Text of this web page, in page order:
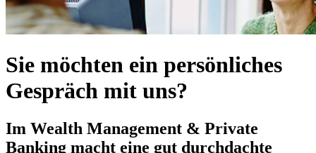
Sie möchten ein persönliches
Gespräch mit uns?
Im Wealth Management & Private
Banking macht eine gut durchdachte